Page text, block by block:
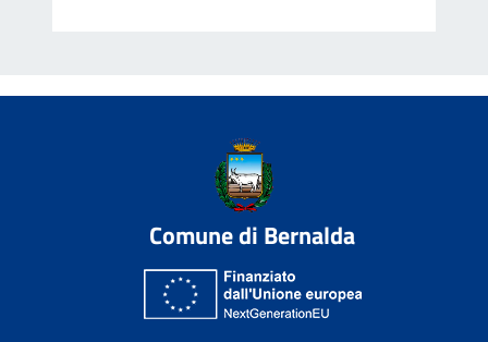
Comune di Bernalda